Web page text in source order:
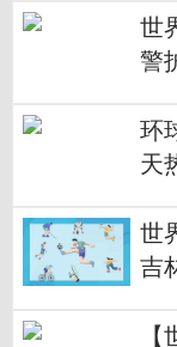
世
警
环
天
世
吉